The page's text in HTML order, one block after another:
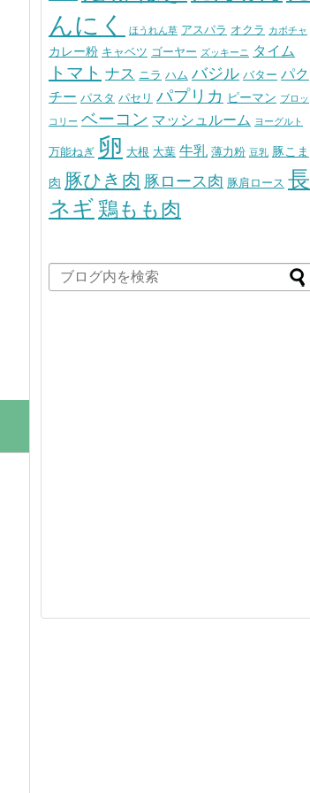
んにく
ほうれん草 アスパラ オクラ カボチャ
カレー粉 キャベツ ゴーヤー ズッキーニ タイム
トマト ナス ニラ ハム バジル バター パク
チー パスタ パセリ パプリカ ピーマン ブロッ
コリー ベーコン マッシュルーム ヨーグルト
万能ねぎ 卵 大根 大葉 牛乳 薄力粉 豆乳 豚こま
肉 豚ひき肉 豚ロース肉 豚肩ロース 長
ネギ鶏もも肉